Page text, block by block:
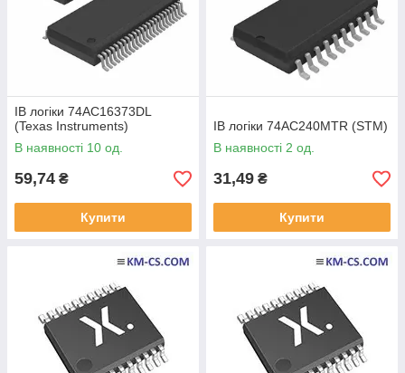
ІВ логіки 74AC16373DL
(Texas Instruments)
В наявності 10 од.
59,74 ₴
Купити
ІВ логіки 74AC240MTR (STM)
В наявності 2 од.
31,49 ₴
Купити